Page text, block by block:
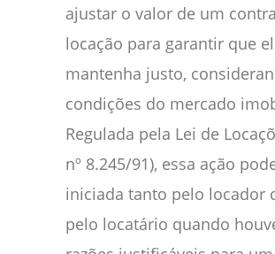
ajustar o valor de um
locação para garantir que
mantenha justo,
condições do mercado
Regulada pela Lei de
nº 8.245/91), essa ação
iniciada tanto pelo locador
pelo locatário quando